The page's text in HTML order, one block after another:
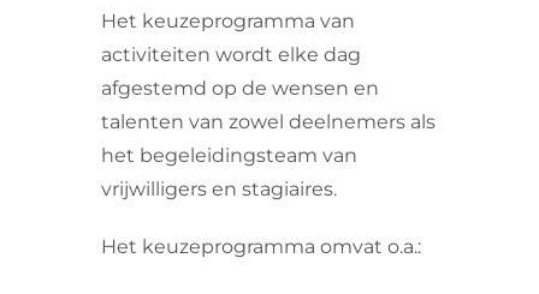
Het keuzeprogramma van
activiteiten wordt elke dag
afgestemd op de wensen en
talenten van zowel deelnemers als
het begeleidingsteam van
vrijwilligers en stagiaires.
Het keuzeprogramma omvat o.a.: